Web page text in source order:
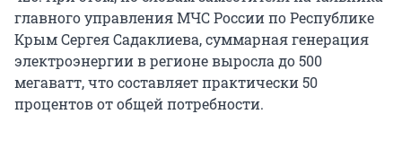
главного управления МЧС России по Республике
Крым Сергея Садаклиева, суммарная генерация
электроэнергии в регионе выросла до 500
мегаватт, что составляет практически 50
процентов от общей потребности.